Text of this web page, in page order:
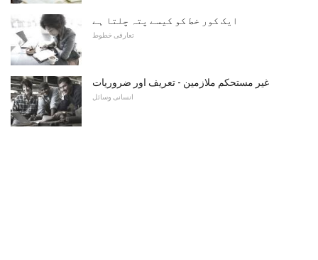
ایک کور خط کو کیسے پتہ چلتا ہے
تعارفی خطوط
غیر مستحکم ملازمین - تعریف اور ضروریات
انسانی وسائل